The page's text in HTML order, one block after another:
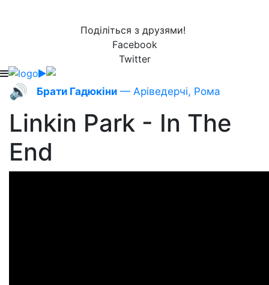
Поділіться з друзями!
Facebook
Twitter
🔊 Брати Гадюкіни — Аріведерчі, Рома
Linkin Park - In The
End